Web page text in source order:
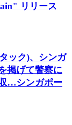
リリース
ック)、シンガ
掲げて警察に
…シンガポー